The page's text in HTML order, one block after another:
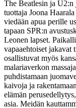
The Beatlesin ja U2:n
tuottaja Joona
viedään apua perille
tapaan SPR:n
Leonen lapset.
vapaaehtoiset jakavat
osallistuvat myös
malariaverkon
puhdistamaan
kaivoja ja
elämän
asia. Meidän